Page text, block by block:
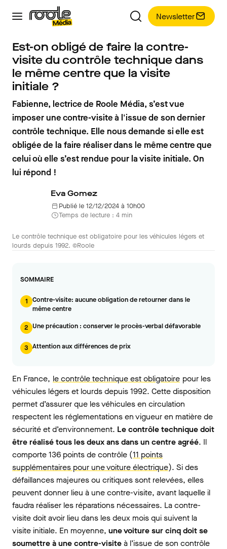
Newsletter
Est-on obligé de faire la contre-
visite du contrôle technique dans
le même centre que la visite
initiale ?
Fabienne, lectrice de Roole Média, s’est vue
imposer une contre-visite à l'issue de son dernier
contrôle technique. Elle nous demande si elle est
obligée de la faire réaliser dans le même centre que
celui où elle s’est rendue pour la visite initiale. On
lui répond !
Eva Gomez
Publié le 12/12/2024 à 10h00
Temps de lecture : 4 min
Le contrôle technique est obligatoire pour les véhicules légers et
lourds depuis 1992. ©Roole
SOMMAIRE
1 Contre-visite: aucune obligation de retourner dans le
même centre
2 Une précaution : conserver le procès-verbal défavorable
3 Attention aux différences de prix
En France, le contrôle technique est obligatoire pour les
véhicules légers et lourds depuis 1992. Cette disposition
permet d’assurer que les véhicules en circulation
respectent les réglementations en vigueur en matière de
sécurité et d’environnement. Le contrôle technique doit
être réalisé tous les deux ans dans un centre agréé. Il
comporte 136 points de contrôle (11 points
supplémentaires pour une voiture électrique). Si des
défaillances majeures ou critiques sont relevées, elles
peuvent donner lieu à une contre-visite, avant laquelle il
faudra réaliser les réparations nécessaires. La contre-
visite doit avoir lieu dans les deux mois qui suivent la
visite initiale. En moyenne, une voiture sur cinq doit se
soumettre à une contre-visiteà l’issue de son contrôle